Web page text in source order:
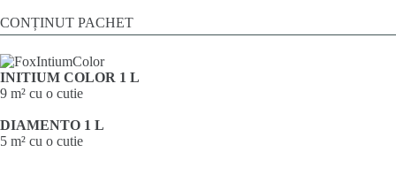
CONȚINUT PACHET
INITIUM COLOR 1 L
9 m² cu o cutie
DIAMENTO 1 L
5 m² cu o cutie